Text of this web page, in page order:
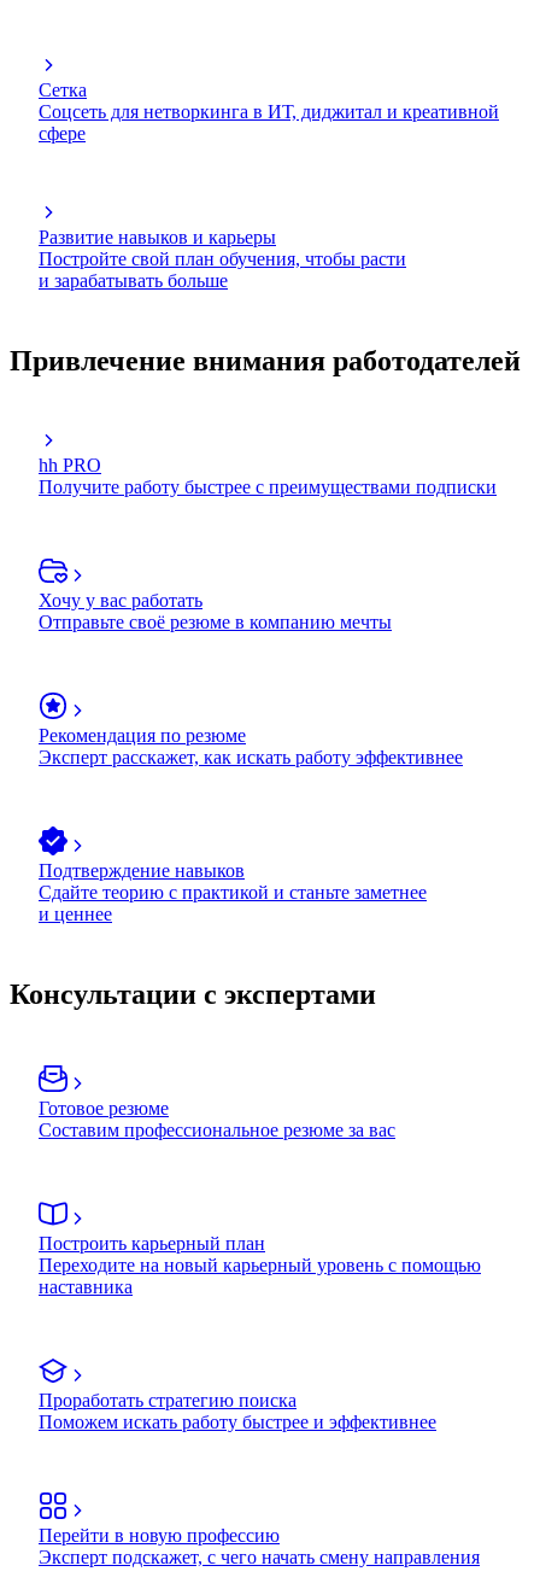
Сетка
Соцсеть для нетворкинга в ИТ, диджитал и креативной
сфере
Развитие навыков и карьеры
Постройте свой план обучения, чтобы расти
и зарабатывать больше
Привлечение внимания работодателей
hh PRO
Получите работу быстрее с преимуществами подписки
Хочу у вас работать
Отправьте своё резюме в компанию мечты
Рекомендация по резюме
Эксперт расскажет, как искать работу эффективнее
Подтверждение навыков
Сдайте теорию с практикой и станьте заметнее
и ценнее
Консультации с экспертами
Готовое резюме
Составим профессиональное резюме за вас
Построить карьерный план
Переходите на новый карьерный уровень с помощью
наставника
Проработать стратегию поиска
Поможем искать работу быстрее и эффективнее
Перейти в новую профессию
Эксперт подскажет, с чего начать смену направления